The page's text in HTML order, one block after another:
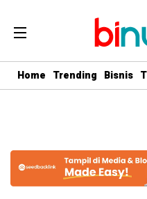
center} #geserkiri,
display: none }
Home Trending Bisnis